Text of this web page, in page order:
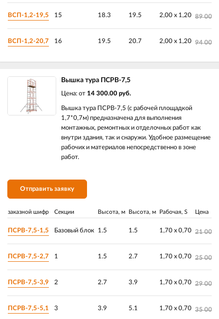
ВСП-1,2-19,5 15 18.3 19.5 2,00 х 1,20 89
ВСП-1,2-20,7 16 19.5 20.7 2,00 х 1,20 94
Вышка тура ПСРВ-7,5
Цена: от 14 300.00 руб.
Вышка тура ПСРВ-7,5 (с рабочей площадкой
1,7*0,7м) предназначена для выполнения
монтажных, ремонтных и отделочных работ как
внутри здания, так и снаружи. Удобное размещение
рабочих и материалов непосредственно в зоне
работ.
Отправить заявку
заказной шифр Секции Высота, м Высота, м Рабочая, S Цена
ПСРВ-7,5-1,5 Базовый блок 1.5 1.5 1,70 х 0,70 21
ПСРВ-7,5-2,7 1 1.5 2.7 1,70 х 0,70 25
ПСРВ-7,5-3,9 2 2.7 3.9 1,70 х 0,70 29
ПСРВ-7,5-5,1 3 3.9 5.1 1,70 х 0,70 35